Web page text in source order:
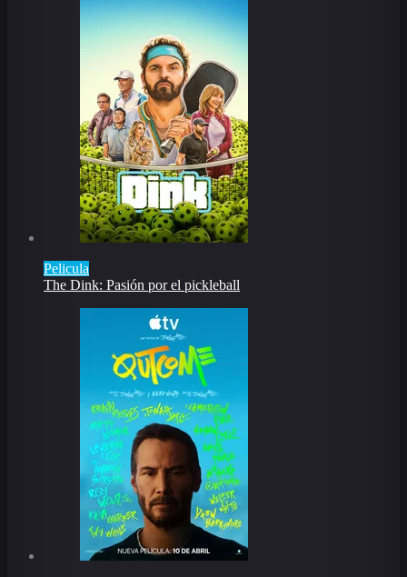
Pelicula
The Dink: Pasión por el pickleball